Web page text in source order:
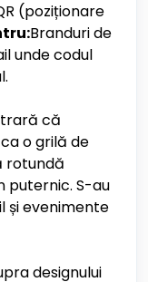
(poziționare
Branduri de
unde codul
că
o grilă de
rotundă
puternic. S-au
și evenimente
designului